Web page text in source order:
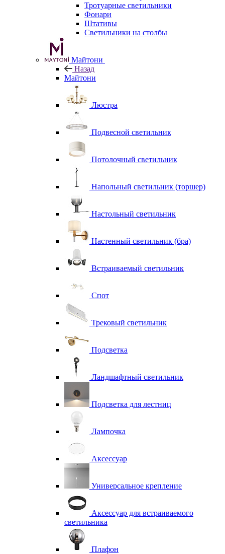
Тротуарные светильники
Фонари
Штативы
Светильники на столбы
Майтони
Назад
Майтони
Люстра
Подвесной светильник
Потолочный светильник
Напольный светильник (торшер)
Настольный светильник
Настенный светильник (бра)
Встраиваемый светильник
Спот
Трековый светильник
Подсветка
Ландшафтный светильник
Подсветка для лестниц
Лампочка
Аксессуар
Универсальное крепление
Аксессуар для встраиваемого
светильника
Плафон